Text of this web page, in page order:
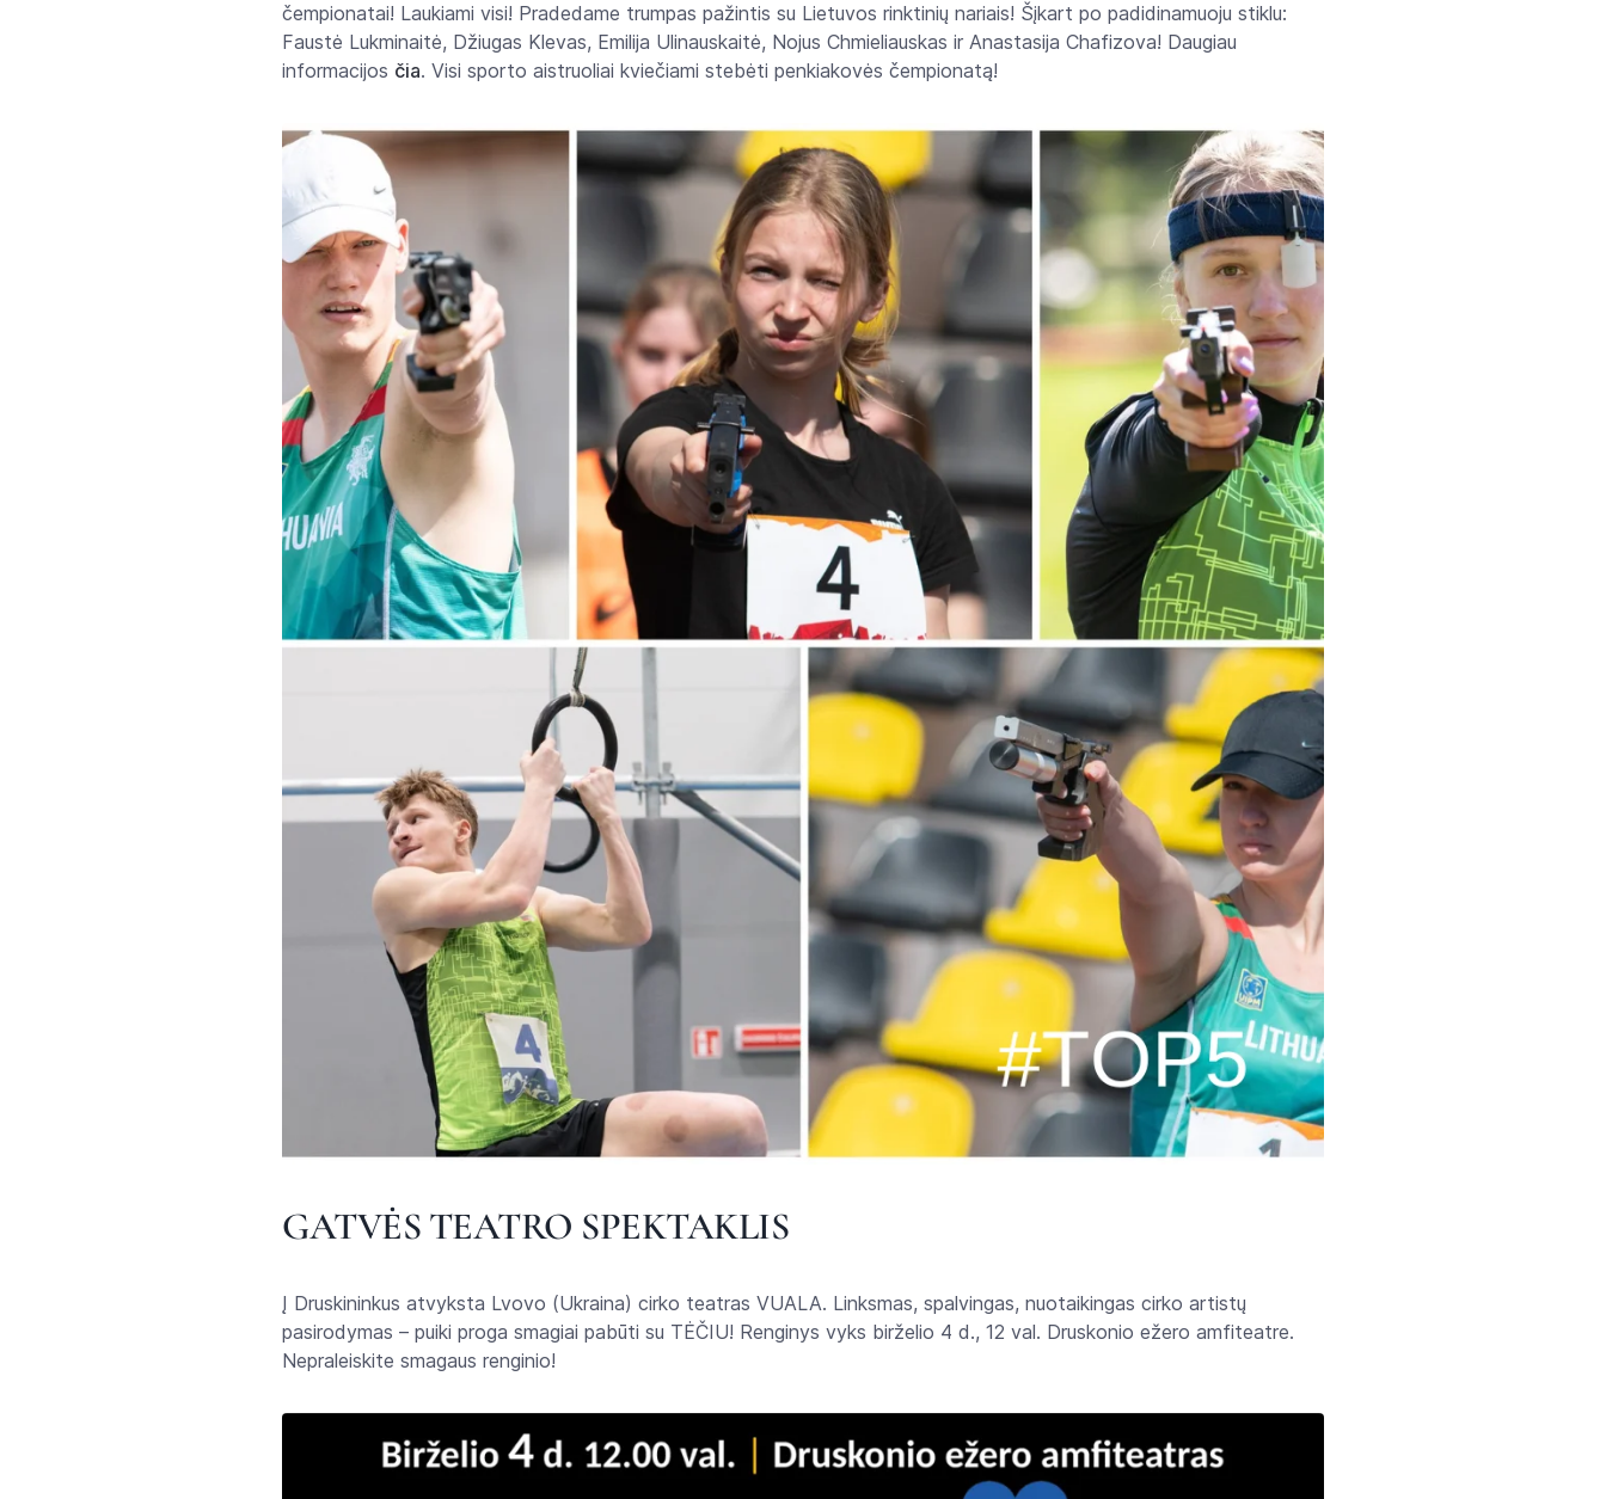
čempionatai! Laukiami visi! Pradedame trumpas pažintis su Lietuvos rinktinių nariais! Šįkart po padidinamuoju stiklu:
Faustė Lukminaitė, Džiugas Klevas, Emilija Ulinauskaitė, Nojus Chmieliauskas ir Anastasija Chafizova! Daugiau
informacijos čia. Visi sporto aistruoliai kviečiami stebėti penkiakovės čempionatą!
GATVĖS TEATRO SPEKTAKLIS
Į Druskininkus atvyksta Lvovo (Ukraina) cirko teatras VUALA. Linksmas, spalvingas, nuotaikingas cirko artistų
pasirodymas – puiki proga smagiai pabūti su TĖČIU! Renginys vyks birželio 4 d., 12 val. Druskonio ežero amfiteatre.
Nepraleiskite smagaus renginio!